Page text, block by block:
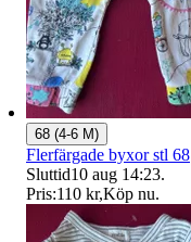
68 (4-6 M)
Flerfärgade byxor stl 68
Sluttid10 aug 14:23.
Pris:110 kr,Köp nu.